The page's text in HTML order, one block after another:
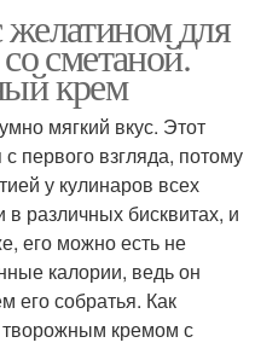
для
сметаной.
крем
мягкий вкус. Этот
первого взгляда, потому
у кулинаров всех
различных бисквитах, и
его можно есть не
калории, ведь он
его собратья. Как
кремом с